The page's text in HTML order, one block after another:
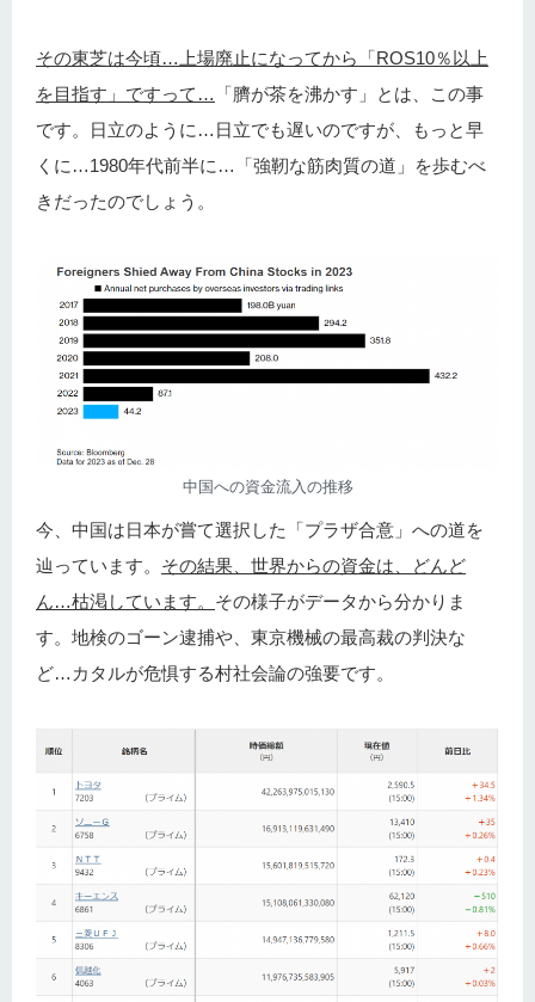
その東芝は今頃…上場廃止になってから「ROS10％以上
を目指す」ですって…
「臍が茶を沸かす」とは、この事
です。日立のように…日立でも遅いのですが、もっと早
くに…1980年代前半に…「強靭な筋肉質の道」を歩むべ
きだったのでしょう。
中国への資金流入の推移
今、中国は日本が嘗て選択した「プラザ合意」への道を
辿っています。 その結果、世界からの資金は、どんど
ん…枯渇しています。 その様子がデータから分かりま
す。地検のゴーン逮捕や、東京機械の最高裁の判決な
ど…カタルが危惧する村社会論の強要です。